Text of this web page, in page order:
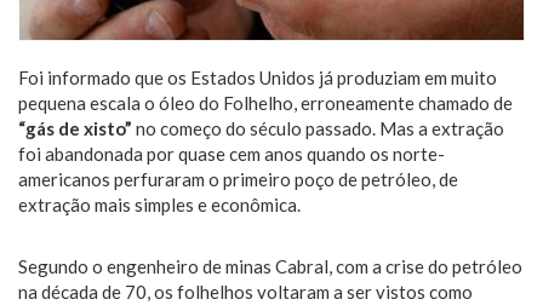
Foi informado que os Estados Unidos já produziam em muito
pequena escala o óleo do Folhelho, erroneamente chamado de
“gás de xisto” no começo do século passado. Mas a extração
foi abandonada por quase cem anos quando os norte-
americanos perfuraram o primeiro poço de petróleo, de
extração mais simples e econômica.
Segundo o engenheiro de minas Cabral, com a crise do petróleo
na década de 70, os folhelhos voltaram a ser vistos como